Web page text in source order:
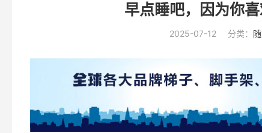
早点睡吧，因为你
2025-07-12 分类：